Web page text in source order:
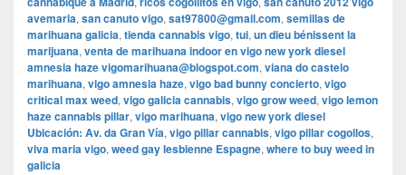
avemaria, san canuto vigo, sat97800@gmail.com, semillas de
marihuana galicia, tienda cannabis vigo, tui, un dieu bénissent la
marijuana, venta de marihuana indoor en vigo new york diesel
amnesia haze vigomarihuana@blogspot.com, viana do castelo
marihuana, vigo amnesia haze, vigo bad bunny concierto, vigo
critical max weed, vigo galicia cannabis, vigo grow weed, vigo lemon
haze cannabis pillar, vigo marihuana, vigo new york diesel
Ubicación: Av. da Gran Vía, vigo pillar cannabis, vigo pillar cogollos,
viva maria vigo, weed gay lesbienne Espagne, where to buy weed in
galicia